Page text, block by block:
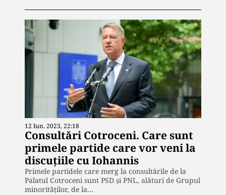
12 Iun. 2023, 22:18
Consultări Cotroceni. Care sunt
primele partide care vor veni la
discuțiile cu Iohannis
Primele partidele care merg la consultările de la
Palatul Cotroceni sunt PSD și PNL, alături de Grupul
minorităților, de la…